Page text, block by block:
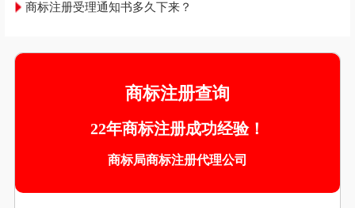
商标注册受理通知书多久下来？
商标注册查询
22年商标注册成功经验！
商标局商标注册代理公司